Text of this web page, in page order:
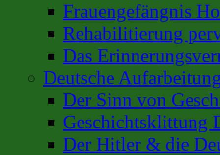
Frauengefängnis
Rehabilitierung
Das
Deutsche
Der Sinn von
Geschichtsklittung
Der Hitler & die